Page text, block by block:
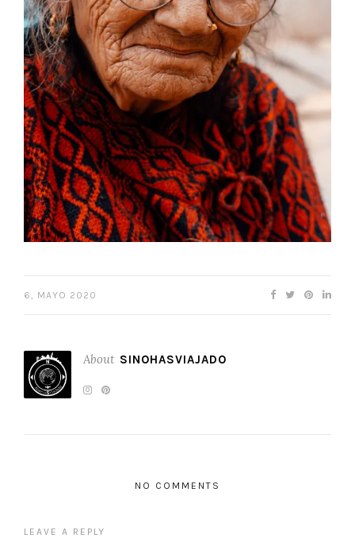
6, MAYO 2020
About SINOHASVIAJADO
NO COMMENTS
LEAVE A REPLY